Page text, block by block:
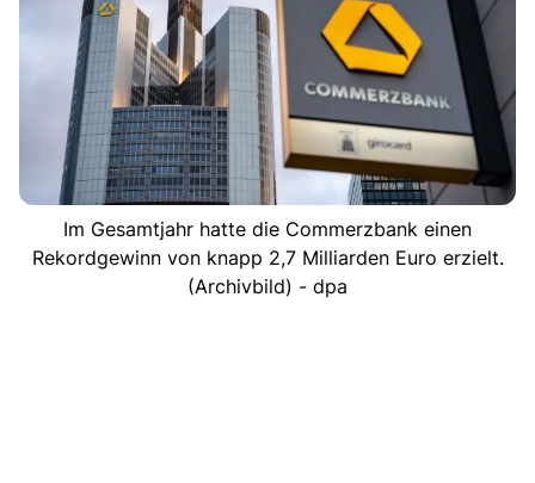
Im Gesamtjahr hatte die Commerzbank einen
Rekordgewinn von knapp 2,7 Milliarden Euro erzielt.
(Archivbild) - dpa